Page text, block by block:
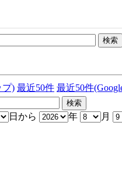
プ) 最近50件 最近50件
日から 年 月